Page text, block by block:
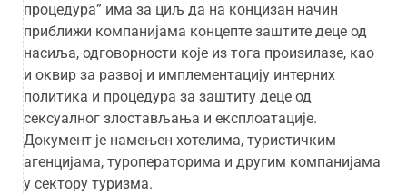
процедура” има за циљ да на концизан начин
приближи компанијама концепте заштите деце од
насиља, одговорности које из тога произилазе, као
и оквир за развој и имплементацију интерних
политика и процедура за заштиту деце од
сексуалног злостављања и експлоатације.
Документ је намењен хотелима, туристичким
агенцијама, туроператорима и другим компанијама
у сектору туризма.